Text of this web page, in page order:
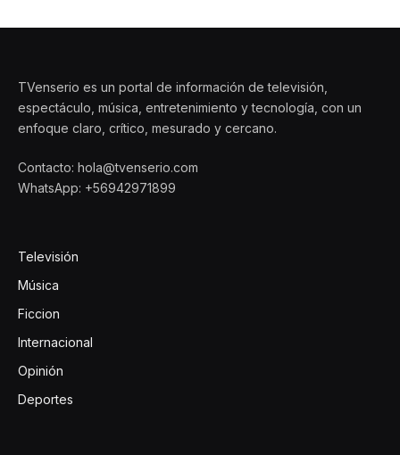
TVenserio es un portal de información de televisión,
espectáculo, música, entretenimiento y tecnología, con un
enfoque claro, crítico, mesurado y cercano.
Contacto: hola@tvenserio.com
WhatsApp: +56942971899
Televisión
Música
Ficcion
Internacional
Opinión
Deportes